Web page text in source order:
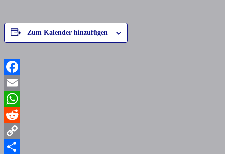
Zum Kalender hinzufügen
Facebook
Email
WhatsApp
Reddit
Copy